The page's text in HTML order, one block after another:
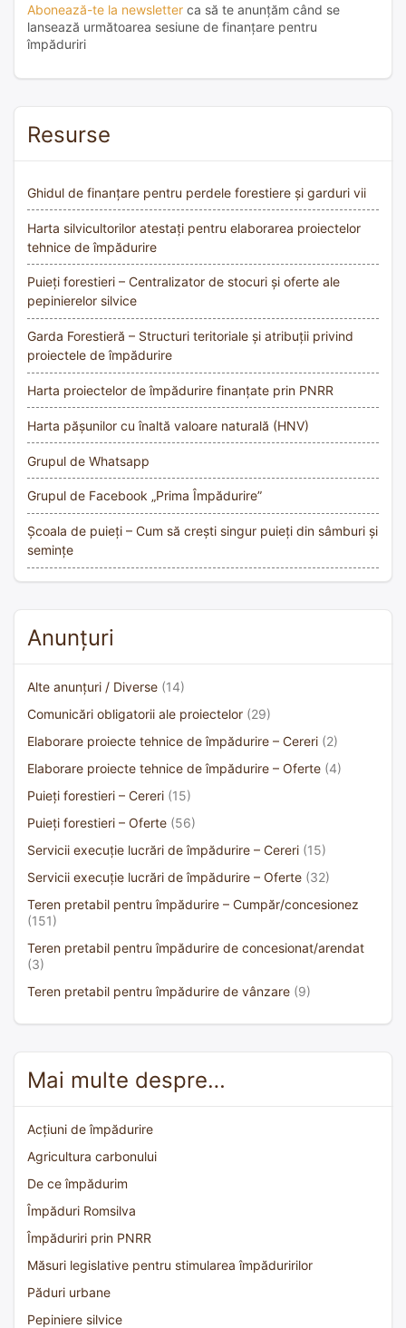
Abonează-te la newsletter ca să te anunțăm când se
lansează următoarea sesiune de finanțare pentru
împăduriri
Resurse
Ghidul de finanțare pentru perdele forestiere și garduri vii
Harta silvicultorilor atestați pentru elaborarea proiectelor
tehnice de împădurire
Puieți forestieri – Centralizator de stocuri și oferte ale
pepinierelor silvice
Garda Forestieră – Structuri teritoriale și atribuții privind
proiectele de împădurire
Harta proiectelor de împădurire finanțate prin PNRR
Harta pășunilor cu înaltă valoare naturală (HNV)
Grupul de Whatsapp
Grupul de Facebook „Prima Împădurire”
Școala de puieți – Cum să crești singur puieți din sâmburi și
semințe
Anunțuri
Alte anunțuri / Diverse (14)
Comunicări obligatorii ale proiectelor (29)
Elaborare proiecte tehnice de împădurire – Cereri (2)
Elaborare proiecte tehnice de împădurire – Oferte (4)
Puieți forestieri – Cereri (15)
Puieți forestieri – Oferte (56)
Servicii execuție lucrări de împădurire – Cereri (15)
Servicii execuție lucrări de împădurire – Oferte (32)
Teren pretabil pentru împădurire – Cumpăr/concesionez
(151)
Teren pretabil pentru împădurire de concesionat/arendat
(3)
Teren pretabil pentru împădurire de vânzare (9)
Mai multe despre…
Acțiuni de împădurire
Agricultura carbonului
De ce împădurim
Împăduri Romsilva
Împăduriri prin PNRR
Măsuri legislative pentru stimularea împăduririlor
Păduri urbane
Pepiniere silvice